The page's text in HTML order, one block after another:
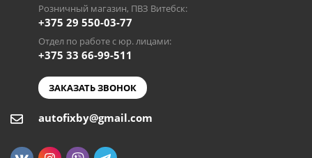
Розничный магазин, ПВЗ Витебск:
+375 29 550-03-77
Отдел по работе с юр. лицами:
+375 33 66-99-511
ЗАКАЗАТЬ ЗВОНОК
autofixby@gmail.com